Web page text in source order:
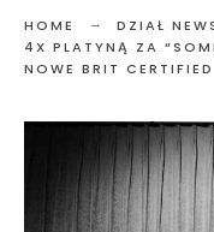
HOME DZIAŁ
4X PLATYNĄ ZA
NOWE BRIT CERTIFIED